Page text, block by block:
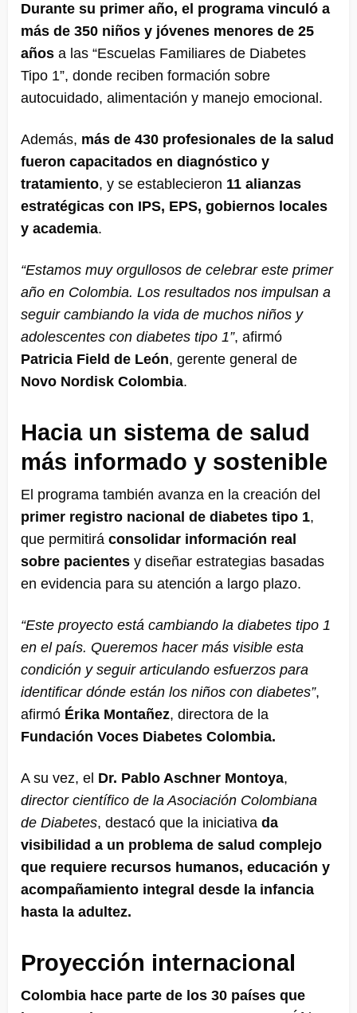
Durante su primer año, el programa vinculó a
más de 350 niños y jóvenes menores de 25
años a las “Escuelas Familiares de Diabetes
Tipo 1”, donde reciben formación sobre
autocuidado, alimentación y manejo emocional.
Además, más de 430 profesionales de la salud
fueron capacitados en diagnóstico y
tratamiento, y se establecieron 11 alianzas
estratégicas con IPS, EPS, gobiernos locales
y academia.
“Estamos muy orgullosos de celebrar este primer
año en Colombia. Los resultados nos impulsan a
seguir cambiando la vida de muchos niños y
adolescentes con diabetes tipo 1”, afirmó
Patricia Field de León, gerente general de
Novo Nordisk Colombia.
Hacia un sistema de salud
más informado y sostenible
El programa también avanza en la creación del
primer registro nacional de diabetes tipo 1,
que permitirá consolidar información real
sobre pacientes y diseñar estrategias basadas
en evidencia para su atención a largo plazo.
“Este proyecto está cambiando la diabetes tipo 1
en el país. Queremos hacer más visible esta
condición y seguir articulando esfuerzos para
identificar dónde están los niños con diabetes”,
afirmó Érika Montañez, directora de la
Fundación Voces Diabetes Colombia.
A su vez, el Dr. Pablo Aschner Montoya,
director científico de la Asociación Colombiana
de Diabetes, destacó que la iniciativa da
visibilidad a un problema de salud complejo
que requiere recursos humanos, educación y
acompañamiento integral desde la infancia
hasta la adultez.
Proyección internacional
Colombia hace parte de los 30 países que